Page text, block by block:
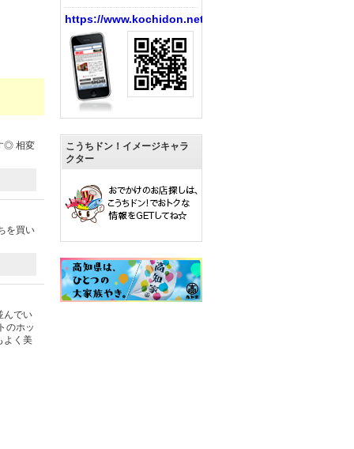
◎ 相変
を買い
んでい
のホッ
よく美
https://www.kochidon.net/
こうちドン！イメージキャラ
クター